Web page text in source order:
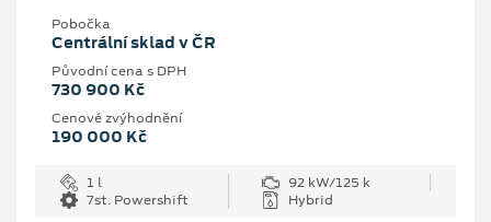
Pobočka
Centrální sklad v ČR
Původní cena s DPH
730 900 Kč
Cenové zvýhodnění
190 000 Kč
1 l
92 kW/125 k
7st. Powershift
Hybrid